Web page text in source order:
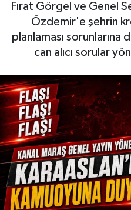
Fırat Görgel ve Genel
Özdemir'e şehrin
planlaması sorunlarına
can alıcı sorular
GÜNDEM
MAGAZİN
EĞİTİM
BÖLGE
KEŞFET
POPÜLER
Son Dakika Haberleri
Haber Arşivi